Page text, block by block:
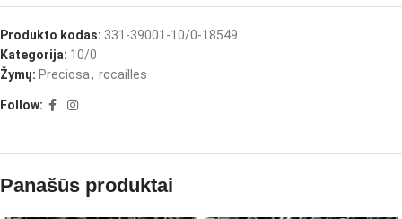
Produkto kodas: 331-39001-10/0-18549
Kategorija: 10/0
Žymų: Preciosa, rocailles
Follow:
Panašūs produktai